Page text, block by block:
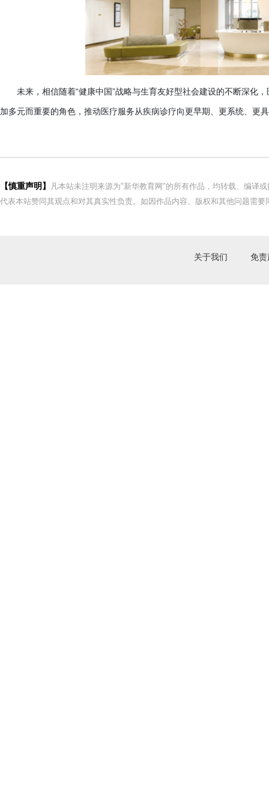
未来，相信随着“健康中国”战略与生育友好型社会建设的不断深化
加多元而重要的角色，推动医疗服务从疾病诊疗向更早期、更系统、更
【慎重声明】
凡本站未注明来源为"新华教育网"的所有作品，均转载、编译
代表本站赞同其观点和对其真实性负责。如因作品内容、版权和其他问题需
关于我们 免责